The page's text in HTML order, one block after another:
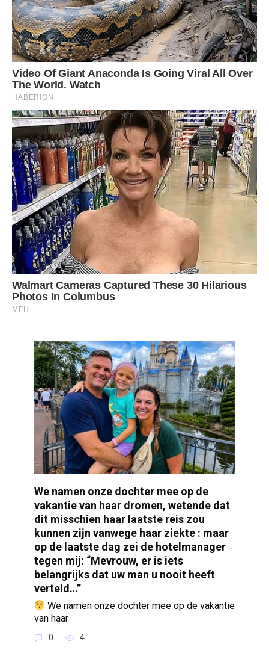
We namen onze dochter mee op de
vakantie van haar dromen, wetende dat
dit misschien haar laatste reis zou
kunnen zijn vanwege haar ziekte : maar
op de laatste dag zei de hotelmanager
tegen mij: “Mevrouw, er is iets
belangrijks dat uw man u nooit heeft
verteld…”
We namen onze dochter mee op de vakantie
van haar
0 4